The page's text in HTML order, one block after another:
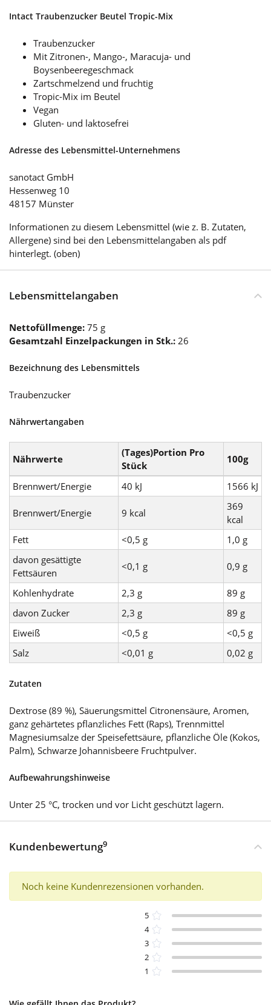
Intact Traubenzucker Beutel Tropic-Mix
Traubenzucker
Mit Zitronen-, Mango-, Maracuja- und
Boysenbeeregeschmack
Zartschmelzend und fruchtig
Tropic-Mix im Beutel
Vegan
Gluten- und laktosefrei
Adresse des Lebensmittel-Unternehmens
sanotact GmbH
Hessenweg 10
48157 Münster
Informationen zu diesem Lebensmittel (wie z. B. Zutaten,
Allergene) sind bei den Lebensmittelangaben als pdf
hinterlegt. (oben)
Lebensmittelangaben
Nettofüllmenge: 75 g
Gesamtzahl Einzelpackungen in Stk.: 26
Bezeichnung des Lebensmittels
Traubenzucker
Nährwertangaben
Nährwerte
(Tages)Portion Pro
Stück
100g
Brennwert/Energie 40 kJ 1566 kJ
Brennwert/Energie 9 kcal
369
kcal
Fett
<0,5 g
1,0 g
davon gesättigte
Fettsäuren
<0,1 g 0,9 g
Kohlenhydrate 2,3 g
89 g
davon Zucker
2,3 g
89 g
Eiweiß
<0,5 g
<0,5 g
Salz
<0,01 g 0,02 g
Zutaten
Dextrose (89 %), Säuerungsmittel Citronensäure, Aromen,
ganz gehärtetes pflanzliches Fett (Raps), Trennmittel
Magnesiumsalze der Speisefettsäure, pflanzliche Öle (Kokos,
Palm), Schwarze Johannisbeere Fruchtpulver.
Aufbewahrungshinweise
Unter 25 °C, trocken und vor Licht geschützt lagern.
Kundenbewertung9
Noch keine Kundenrezensionen vorhanden.
5
4
3
2
1